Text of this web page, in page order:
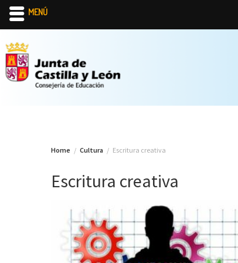
to
content
Home Cultura Escritura creativa
Escritura creativa
MENÚ